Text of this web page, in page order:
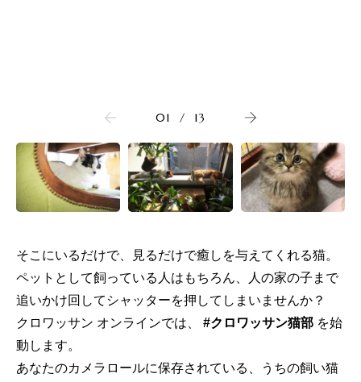
01 / 13
そこにいるだけで、見るだけで癒しを与えてくれる猫。
ペットとして飼っている人はもちろん、人の家の子まで
追いかけ回してシャッターを押してしまいませんか？
クロワッサン オンラインでは、
#クロワッサン猫部 を始
動します。
あなたのカメラロールに保存されている、うちの飼い猫